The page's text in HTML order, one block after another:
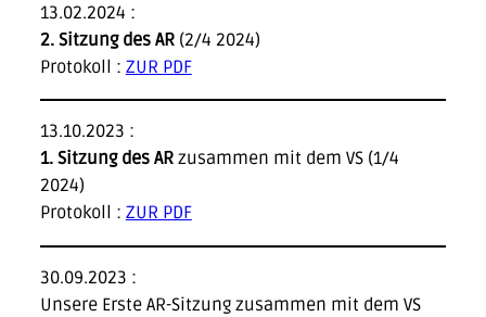
13.02.2024 :
2. Sitzung des AR (2/4 2024)
Protokoll : ZUR PDF
13.10.2023 :
1. Sitzung des ARzusammen mit dem VS (1/4
2024)
Protokoll : ZUR PDF
30.09.2023 :
Unsere Erste AR-Sitzung zusammen mit dem VS